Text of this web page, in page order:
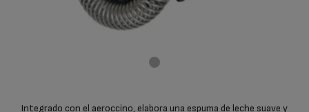
Integrado con el aeroccino, elabora una espuma de leche suave y